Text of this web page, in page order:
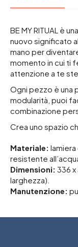
BE MY RITUAL è
nuovo significato
mano per
momento in cui ti
attenzione a te
Ogni pezzo è una
modularità, puoi
combinazione
Crea uno spazio
Materiale: lamiera
resistente
Dimensioni: 336 x
larghezza).
Manutenzione: